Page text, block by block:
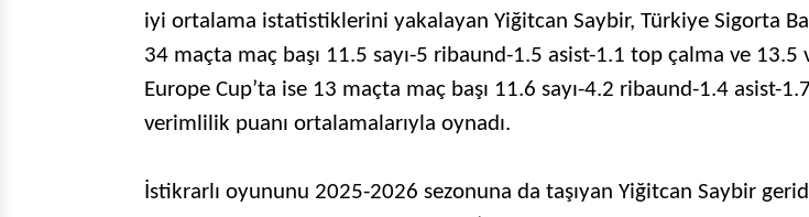
iyi ortalama istatistiklerini yakalayan Yiğitcan Saybir, Türkiye Sigorta
34 maçta maç başı 11.5 sayı-5 ribaund-1.5 asist-1.1 top çalma ve 13.5
Europe Cup’ta ise 13 maçta maç başı 11.6 sayı-4.2 ribaund-1.4 asist-
verimlilik puanı ortalamalarıyla oynadı.
İstikrarlı oyununu 2025-2026 sezonuna da taşıyan Yiğitcan Saybir